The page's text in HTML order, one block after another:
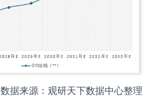
数据来源：观研天下数据中心整理